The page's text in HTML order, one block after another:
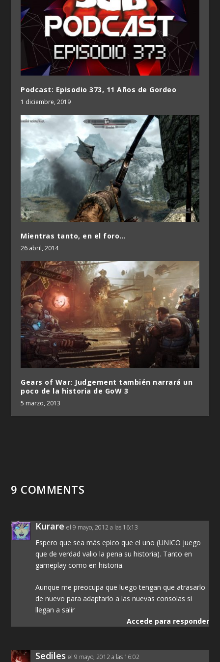
Podcast: Episodio 373, 11 Años de Gordeo
1 diciembre, 2019
Mientras tanto, en el foro…
26 abril, 2014
Gears of War: Judgement también narrará un
poco de la historia de GoW 3
5 marzo, 2013
9 COMMENTS
Kurare el 9 mayo, 2012 a las 16:13
Espero que sea más epico que el uno (UNICO juego
que de verdad valio la pena su historia). Tanto en
gameplay como en historia.
Aunque me preocupa que luego tengan que atrasarlo
de nuevo para adaptarlo a las nuevas consolas si
llegan a salir
Accede para responder
Sediles el 9 mayo, 2012 a las 16:02